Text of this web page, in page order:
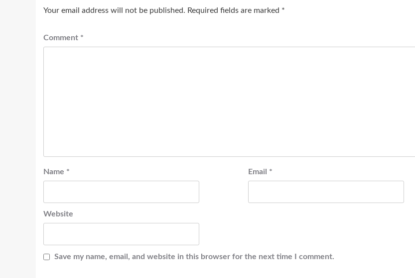
Your email address will not be published. Required fields are marked *
Comment *
Name * Email *
Website
Save my name, email, and website in this browser for the next time I comment.